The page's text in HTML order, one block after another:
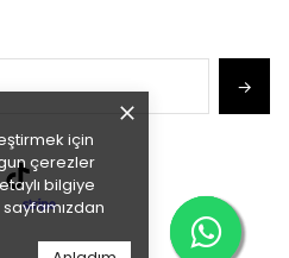
için
çerezler
bilgiye
sayfamızdan
→